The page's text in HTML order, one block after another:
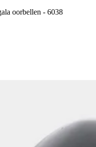
oorbellen - 6038